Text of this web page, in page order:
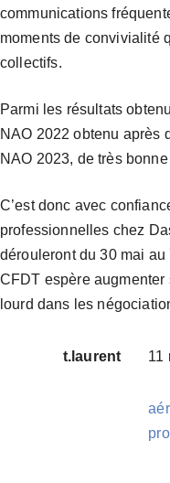
communications
moments de convivialité
collectifs.
Parmi les résultats
NAO 2022 obtenu après
NAO 2023, de très
C’est donc avec
professionnelles chez
dérouleront du 30 mai
CFDT espère
lourd dans les
t.laurent 11